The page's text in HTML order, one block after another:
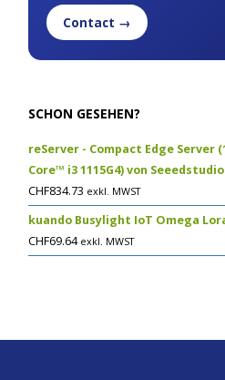
Contact →
SCHON GESEHEN?
reServer - Compact Edge Server
Core™ i3 1115G4) von Seeedstudio
CHF834.73 exkl. MWST
kuando Busylight IoT Omega
CHF69.64 exkl. MWST